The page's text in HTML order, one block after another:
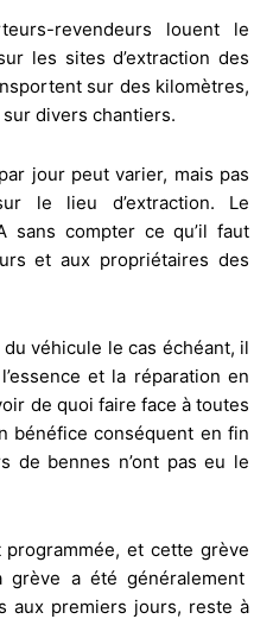
revendeurs louent le
les sites d’extraction des
sur des kilomètres,
divers chantiers.
jour peut varier, mais pas
le lieu d’extraction. Le
sans compter ce qu’il faut
et aux propriétaires des
véhicule le cas échéant, il
et la réparation en
de quoi faire face à toutes
bénéfice conséquent en fin
de bennes n’ont pas eu le
programmée, et cette grève
a été généralement
aux premiers jours, reste à